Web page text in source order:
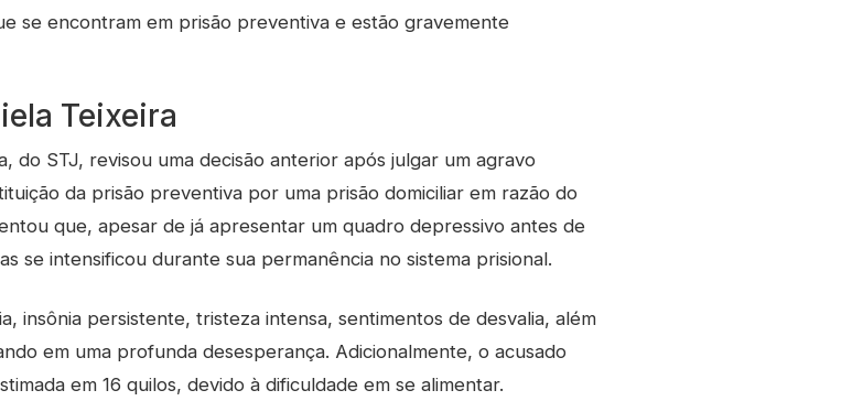
se encontram em prisão preventiva e estão gravemente
Teixeira
do STJ, revisou uma decisão anterior após julgar um agravo
da prisão preventiva por uma prisão domiciliar em razão do
que, apesar de já apresentar um quadro depressivo antes de
se intensificou durante sua permanência no sistema prisional.
insônia persistente, tristeza intensa, sentimentos de desvalia, além
em uma profunda desesperança. Adicionalmente, o acusado
em 16 quilos, devido à dificuldade em se alimentar.